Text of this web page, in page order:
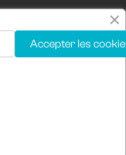
Accepter les